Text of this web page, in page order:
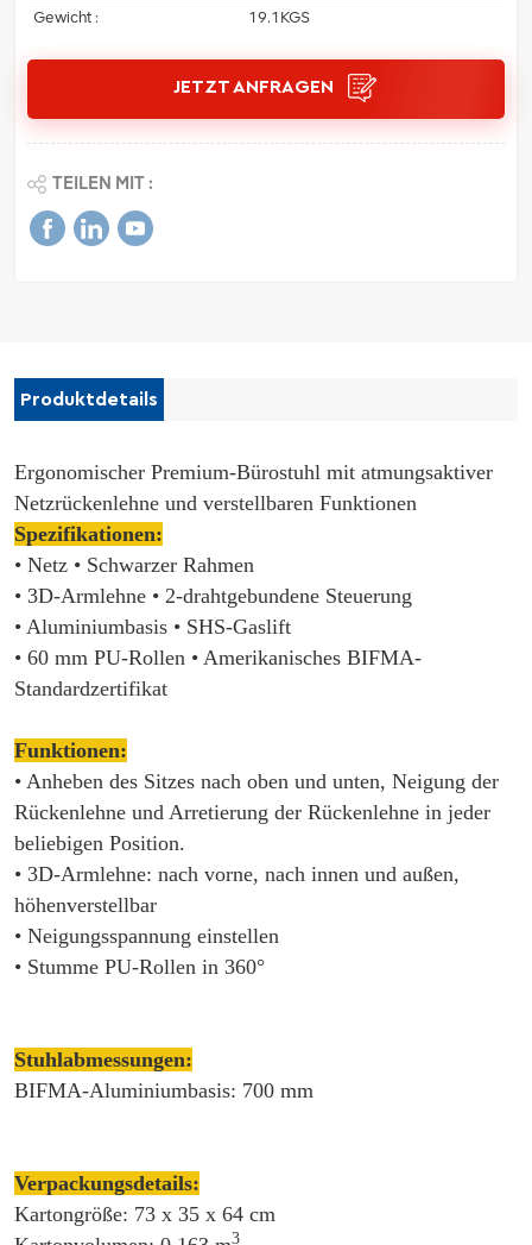
Gewicht :
19.1KGS
JETZT ANFRAGEN
TEILEN MIT :
Produktdetails
Ergonomischer Premium-Bürostuhl mit atmungsaktiver
Netzrückenlehne und verstellbaren Funktionen
Spezifikationen:
• Netz • Schwarzer Rahmen
• 3D-Armlehne • 2-drahtgebundene Steuerung
• Aluminiumbasis • SHS-Gaslift
• 60 mm PU-Rollen • Amerikanisches BIFMA-
Standardzertifikat
Funktionen:
• Anheben des Sitzes nach oben und unten, Neigung der
Rückenlehne und Arretierung der Rückenlehne in jeder
beliebigen Position.
• 3D-Armlehne: nach vorne, nach innen und außen,
höhenverstellbar
• Neigungsspannung einstellen
• Stumme PU-Rollen in 360°
Stuhlabmessungen:
BIFMA-Aluminiumbasis: 700 mm
Verpackungsdetails:
Kartongröße: 73 x 35 x 64 cm
3